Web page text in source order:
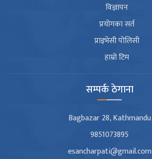
विज्ञापन
प्रयोगका सर्त
प्राइभेसी पोलिसी
हाम्रो टिम
सम्पर्क ठेगाना
Bagbazar 28, Kathmandu
9851073895
esancharpati@gmail.com